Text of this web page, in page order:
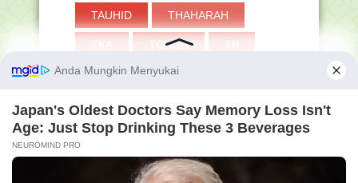
TAUHID THAHARAH
TOKOH
TPG TRIK
TWIBBON UAMBN-BK
UJIAN UKKJ UMRAH
VERVAL PD